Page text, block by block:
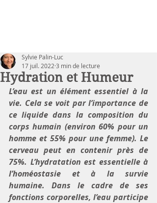
Hydration et Humeur
Sylvie Palin-Luc
17 juil. 2022 3 min de lecture
L’eau est un élément essentiel à la
vie. Cela se voit par l’importance de
ce liquide dans la composition du
corps humain (environ 60% pour un
homme et 55% pour une femme). Le
cerveau peut en contenir près de
75%. L’hydratation est essentielle à
l’homéostasie et à la survie
humaine. Dans le cadre de ses
fonctions corporelles, l’eau participe